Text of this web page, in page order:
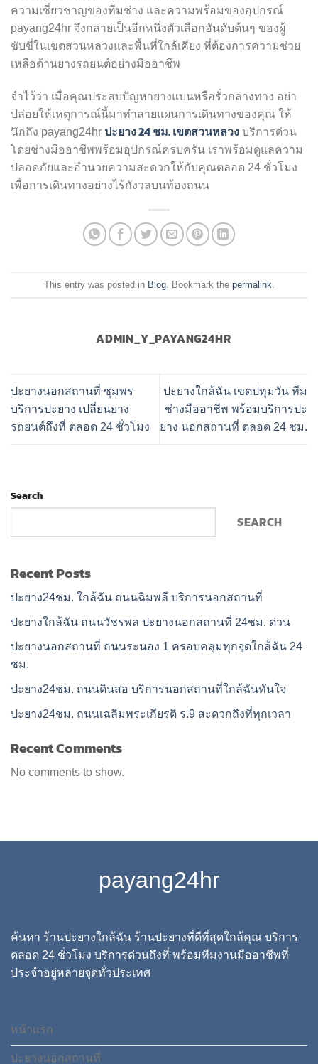
ความเชี่ยวชาญของทีมช่าง และความพร้อมของอุปกรณ์
payang24hr จึงกลายเป็นอีกหนึ่งตัวเลือกอันดับต้นๆ ของผู้
ขับขี่ในเขตสวนหลวงและพื้นที่ใกล้เคียง ที่ต้องการความช่วย
เหลือด้านยางรถยนต์อย่างมืออาชีพ
จำไว้ว่า เมื่อคุณประสบปัญหายางแบนหรือรั่วกลางทาง อย่า
ปล่อยให้เหตุการณ์นี้มาทำลายแผนการเดินทางของคุณ ให้
นึกถึง payang24hr ปะยาง 24 ชม. เขตสวนหลวง บริการด่วน
โดยช่างมืออาชีพพร้อมอุปกรณ์ครบครัน เราพร้อมดูแลความ
ปลอดภัยและอำนวยความสะดวกให้กับคุณตลอด 24 ชั่วโมง
เพื่อการเดินทางอย่างไร้กังวลบนท้องถนน
This entry was posted in Blog. Bookmark the permalink
ADMIN_Y_PAYANG24HR
ปะยางนอกสถานที่ ชุมพร
บริการปะยาง เปลี่ยนยาง
รถยนต์ถึงที่ ตลอด 24 ชั่วโมง
ปะยางใกล้ฉัน เขตปทุมวัน ทีม
ช่างมืออาชีพ พร้อมบริการปะ
ยาง นอกสถานที่ ตลอด 24 ชม.
Search
SEARCH
Recent Posts
ปะยาง24ชม. ใกล้ฉัน ถนนฉิมพลี บริการนอกสถานที่
ปะยางใกล้ฉัน ถนนวัชรพล ปะยางนอกสถานที่ 24ชม. ด่วน
ปะยางนอกสถานที่ ถนนระนอง 1 ครอบคลุมทุกจุดใกล้ฉัน 24
ชม.
ปะยาง24ชม. ถนนดินสอ บริการนอกสถานที่ใกล้ฉันทันใจ
ปะยาง24ชม. ถนนเฉลิมพระเกียรติ ร.9 สะดวกถึงที่ทุกเวลา
Recent Comments
No comments to show.
payang24hr
ค้นหา ร้านปะยางใกล้ฉัน ร้านปะยางที่ดีที่สุดใกล้คุณ บริการ
ตลอด 24 ชั่วโมง บริการด่วนถึงที่ พร้อมทีมงานมืออาชีพที่
ประจำอยู่หลายจุดทั่วประเทศ
หน้าแรก
ปะยางนอกสถานที่